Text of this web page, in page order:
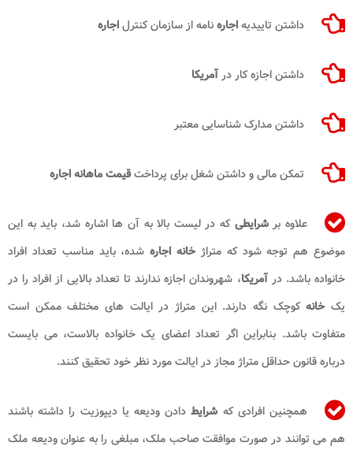
داشتن تاییدیهاجارهنامه از سازمان کنترلاجاره
داشتن اجازه کار درآمریکا
داشتن مدارک شناسایی معتبر
تمکن مالی و داشتن شغل برای پرداختقیمت ماهانهاجاره
علاوه برشرایطی که در لیست بالا به آن ها اشاره شد، باید به این
موضوع هم توجه شود که متراژخانه اجاره شده، باید مناسب تعداد افراد
خانواده باشد. درآمریکا، شهروندان اجازه ندارند تا تعداد بالایی از افراد را در
یکخانهکوچک نگه دارند. این متراژ در ایالت های مختلف ممکن است
متفاوت باشد. بنابراین اگر تعداد اعضای یک خانواده بالاست، می بایست
درباره قانون حداقل متراژ مجاز در ایالت مورد نظر خود تحقیق کنند.
همچنین افرادی که شرایطدادن ودیعه یا دیپوزیت را داشته باشند
هم می توانند در صورت موافقت صاحب ملک، مبلغی را به عنوان ودیعه ملک